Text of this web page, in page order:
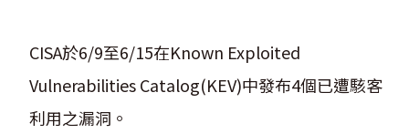
CISA於6/9至6/15在Known Exploited
Vulnerabilities Catalog(KEV)中發布4個已遭駭客
利用之漏洞。